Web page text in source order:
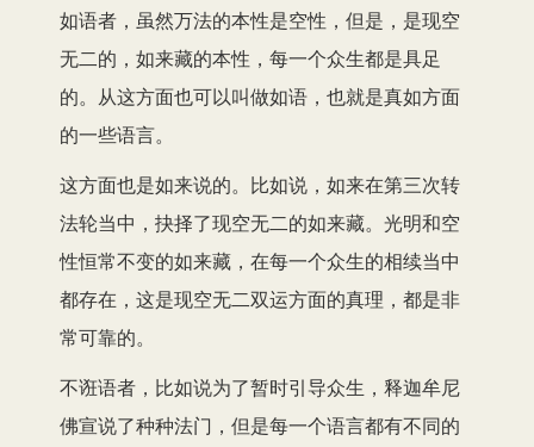
如语者，虽然万法的本性是空性，但是，是现空
无二的，如来藏的本性，每一个众生都是具足
的。从这方面也可以叫做如语，也就是真如方面
的一些语言。
这方面也是如来说的。比如说，如来在第三次转
法轮当中，抉择了现空无二的如来藏。光明和空
性恒常不变的如来藏，在每一个众生的相续当中
都存在，这是现空无二双运方面的真理，都是非
常可靠的。
不诳语者，比如说为了暂时引导众生，释迦牟尼
佛宣说了种种法门，但是每一个语言都有不同的